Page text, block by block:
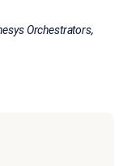
Orchestrators,